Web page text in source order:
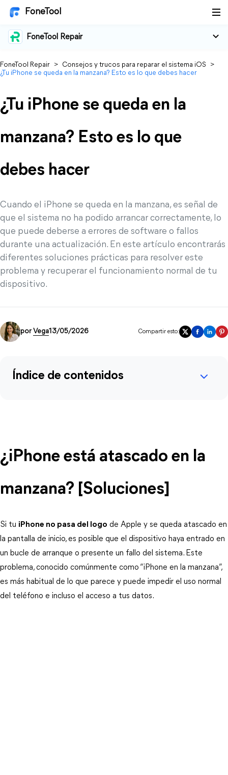
FoneTool
FoneTool Repair
FoneTool Repair > Consejos y trucos para reparar el sistema iOS
>
¿Tu iPhone se queda en la manzana? Esto es lo que debes hacer
¿Tu iPhone se queda en la
manzana? Esto es lo que
debes hacer
Cuando el iPhone se queda en la manzana, es señal de
que el sistema no ha podido arrancar correctamente, lo
que puede deberse a errores de software o fallos
durante una actualización. En este artículo encontrarás
diferentes soluciones prácticas para resolver este
problema y recuperar el funcionamiento normal de tu
dispositivo.
por Vega13/05/2026 Compartir esto:
Índice de contenidos
¿iPhone está atascado en la
manzana? [Soluciones]
Si tu iPhone no pasa del logo de Apple y se queda atascado en
la pantalla de inicio, es posible que el dispositivo haya entrado en
un bucle de arranque o presente un fallo del sistema. Este
problema, conocido comúnmente como “iPhone en la manzana”,
es más habitual de lo que parece y puede impedir el uso normal
del teléfono e incluso el acceso a tus datos.